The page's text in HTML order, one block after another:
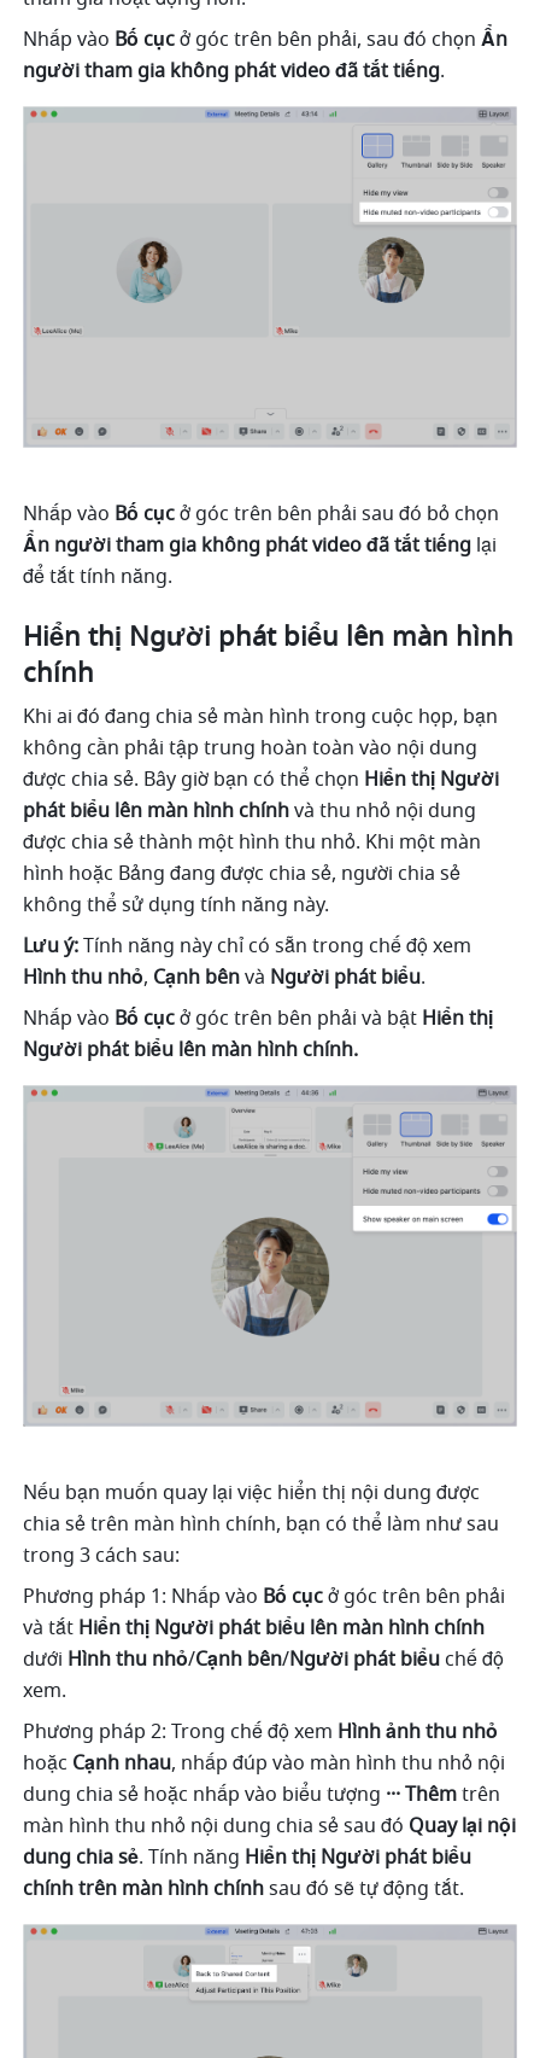
Nhấp vào Bố cục ở góc trên bên phải, sau đó chọn Ẩn
người tham gia không phát video đã tắt tiếng.
Nhấp vào Bố cục
Ẩn người tham gia không phát video đã tắt tiếng lại
để tắt tính năng.
Hiển thị Người phát biểu lên màn hình
chính
Khi ai đó đang chia sẻ màn hình trong cuộc họp, bạn
không cần phải tập trung hoàn toàn vào nội dung
được chia sẻ. Bây giờ bạn có thể chọn Hiển thị Người
phát biểu lên màn hình chính và thu nhỏ nội dung
được chia sẻ thành một hình thu nhỏ. Khi một màn
hình hoặc Bảng đang được chia sẻ, người chia sẻ
không thểsử dụng tính năng này.
Lưu ý:
Hình thu nhỏ, Cạnh bên và Người phát biểu.
Nhấp vào Bố cục ở góc trên bên phải và bật Hiển thị
Người phát biểu lên màn hình chính.
Nếu bạn muốn quay lại việc hiển thị nội dung được
chia sẻ trên màn hình chính, bạn có thể làm như sau
trong 3 cách sau:
Phương pháp 1: Nhấp vào Bố cục ở góc trên bên phải
và tắt
dưới Hình thu nhỏ/Cạnh bên/Người phát biểu chế độ
xem.
Phương pháp 2: Trong chế độ xem
hoặc Cạnh nhau, nhấp đúp vào màn hình thu nhỏ nội
dung chia sẻ hoặc nhấp vào biểu tượng ··· Thêm trên
màn hình thu nhỏ nội dung chia sẻ sau đó Quay lại nội
dung chia sẻ. Tính năng Hiển thị Người phát biểu
chính trên màn hình chính sau đó sẽ tự động tắt.